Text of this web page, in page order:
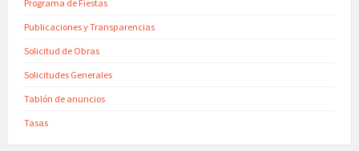
Programa de Fiestas
Publicaciones y Transparencias
Solicitud de Obras
Solicitudes Generales
Tablón de anuncios
Tasas